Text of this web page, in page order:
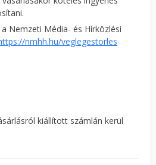
Nemzeti Média- és Hírközlési
nmhh.hu/veglegestorles
kiállított számlán kerül